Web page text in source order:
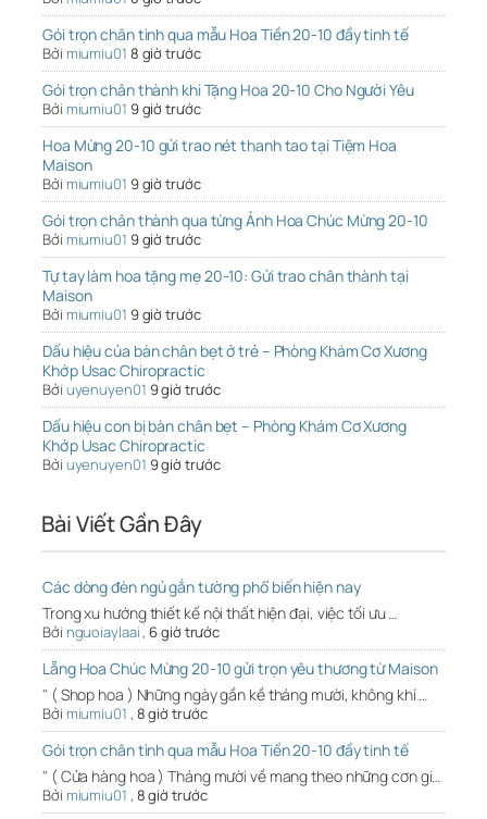
Gói trọn chân tình qua mẫu Hoa Tiền 20-10 đầy tinh tế
Bởi miumiu01 8 giờ trước
Gói trọn chân thành khi Tặng Hoa 20-10 Cho Người Yêu
Bởi miumiu01 9 giờ trước
Hoa Mừng 20-10 gửi trao nét thanh tao tại Tiệm Hoa
Maison
Bởi miumiu01 9 giờ trước
Gói trọn chân thành qua từng Ảnh Hoa Chúc Mừng 20-10
Bởi miumiu01 9 giờ trước
Tự tay làm hoa tặng mẹ 20-10: Gửi trao chân thành tại
Maison
Bởi miumiu01 9 giờ trước
Dấu hiệu của bàn chân bẹt ở trẻ – Phòng Khám Cơ Xương
Khớp Usac Chiropractic
Bởi uyenuyen01 9 giờ trước
Dấu hiệu con bị bàn chân bẹt – Phòng Khám Cơ Xương
Khớp Usac Chiropractic
Bởi uyenuyen01 9 giờ trước
Bài Viết Gần Đây
Các dòng đèn ngủ gắn tường phổ biến hiện nay
Trong xu hướng thiết kế nội thất hiện đại, việc tối ưu …
Bởi nguoiaylaai, 6 giờ trước
Lẵng Hoa Chúc Mừng 20-10 gửi trọn yêu thương từ Maison
" ( Shop hoa ) Những ngày gần kề tháng mười, không khí …
Bởi miumiu01 , 8 giờ trước
Gói trọn chân tình qua mẫu Hoa Tiền 20-10 đầy tinh tế
" ( Cửa hàng hoa ) Tháng mười về mang theo những cơn gi…
Bởi miumiu01 , 8 giờ trước